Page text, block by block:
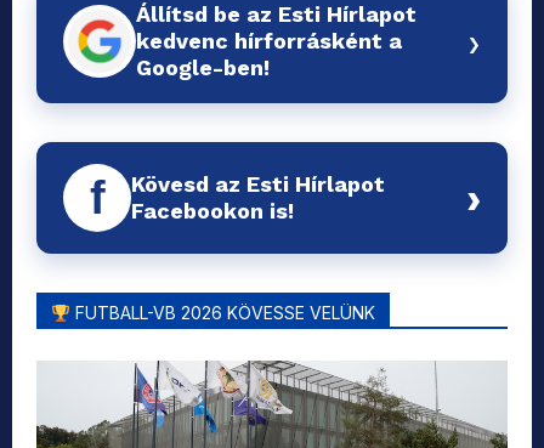
Állítsd be az Esti Hírlapot
kedvenc hírforrásként a
Google-ben!
›
f
Kövesd az Esti Hírlapot
Facebookon is!
›
FUTBALL-VB 2026 KÖVESSE VELÜNK